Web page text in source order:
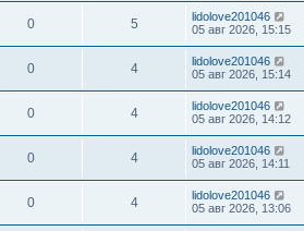
0 5
lidolove201046
05 авг 2026, 15:15
0 4
lidolove201046
05 авг 2026, 15:14
0 4
lidolove201046
05 авг 2026, 14:12
0 4
lidolove201046
05 авг 2026, 14:11
0 4
lidolove201046
05 авг 2026, 13:06